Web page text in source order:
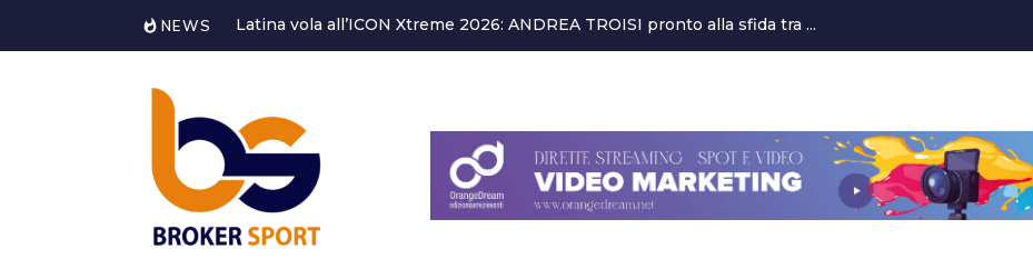
NEWS Alessandro Bagni torna a dedicarsi alla crescita del settore giovanile...